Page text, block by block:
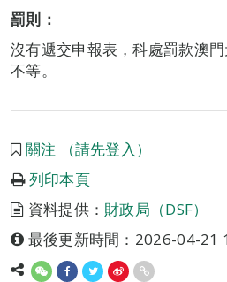
罰則：
沒有遞交申報表，科處罰款澳
不等。
關注 （請先登入）
列印本頁
資料提供： 財政局（DSF）
最後更新時間：2026-04-21